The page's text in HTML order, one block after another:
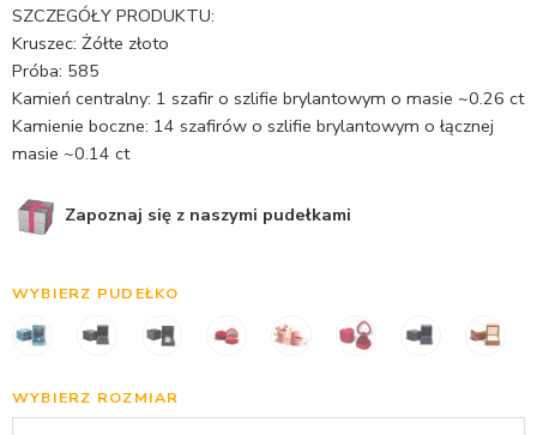
SZCZEGÓŁY PRODUKTU:
Kruszec: Żółte złoto
Próba: 585
Kamień centralny: 1 szafir o szlifie brylantowym o masie ~0.26 ct
Kamienie boczne: 14 szafirów o szlifie brylantowym o łącznej
masie ~0.14 ct
Zapoznaj się z naszymi pudełkami
WYBIERZ PUDEŁKO
WYBIERZ ROZMIAR